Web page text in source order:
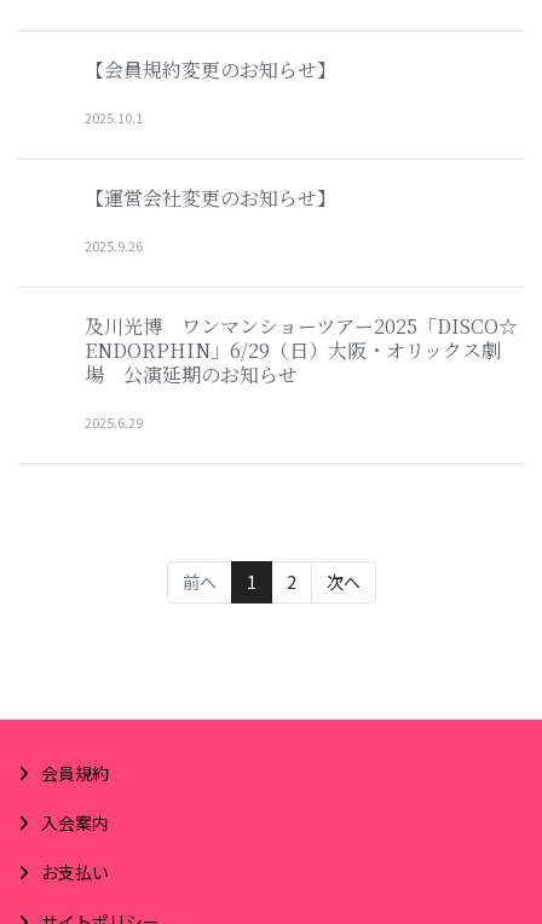
【会員規約変更のお知らせ】
2025.10.1
【運営会社変更のお知らせ】
2025.9.26
及川光博 ワンマンショーツアー2025「DISCO☆
ENDORPHIN」6/29（日）大阪・オリックス劇
場 公演延期のお知らせ
2025.6.29
前へ 1 (current)
2 次へ
会員規約
入会案内
お支払い